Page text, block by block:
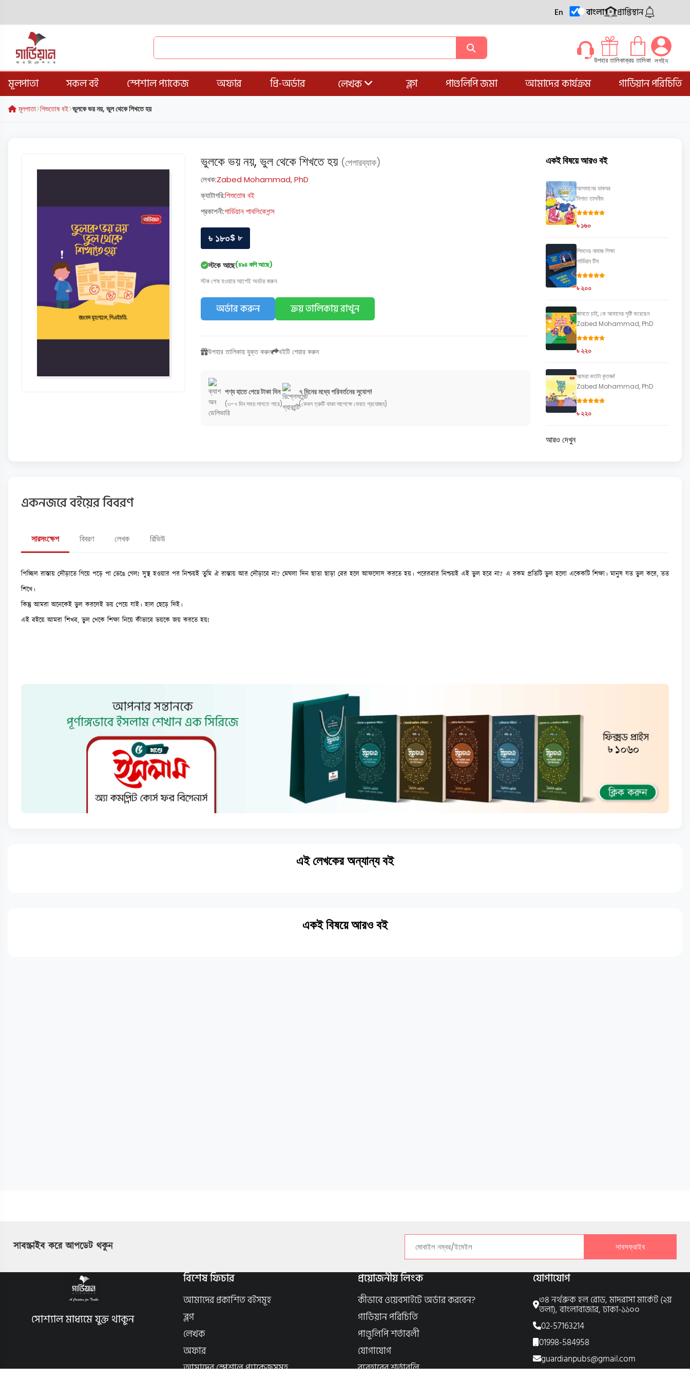
En বাংলা প্রাপ্তিস্থান
উপহার তালিকাক্রয় তালিকা লগইন
মূলপাতা সকল বই স্পেশাল প্যাকেজ অফার প্রি-অর্ডার লেখক ব্লগ পাণ্ডলিপি জমা আমাদের কার্যক্রম গার্ডিয়ান পরিচিতি
মূলপাতা শিশুতোষ বই ভুলকে ভয় নয়, ভুল থেকে শিখতে হয়
ভুলকে ভয় নয়, ভুল থেকে শিখতে হয় (পেপারব্যাক)
লেখক:Zabed Mohammad, PhD
ক্যাটাগরি:শিশুতোষ বই
প্রকাশনী:গার্ডিয়ান পাবলিকেশন্স
৳ ১৮০$ ৮
স্টকে আছে(৪৯৪ কপি আছে)
স্টক শেষ হওয়ার আগেই অর্ডার করুন
অর্ডার করুন ক্রয় তালিকায় রাখুন
উপহার তালিকায় যুক্ত করুন বইটি শেয়ার করুন
পণ্য হাতে পেয়ে টাকা দিন
(৩-৭ দিন সময় লাগতে পারে)
৭ দিনের মধ্যে পরিবর্তনের সুযোগ!
(কেবল ত্রুটি থাকা সাপেক্ষে ফেরত প্রযোজ্য)
একই বিষয়ে আরও বই
আসমানের ডাকঘর
নিশাত তাসনীম
৳ ১৬০
শিশুদের নামাজ শিক্ষা
গার্ডিয়ান টিম
৳ ২০০
জানতে চাই, কে আমাদের সৃষ্টি করেছেন
Zabed Mohammad, PhD
৳ ২২০
আমরা কতটা কৃতজ্ঞ!
Zabed Mohammad, PhD
৳ ২২০
আরও দেখুন
একনজরে বইয়ের বিবরণ
সারসংক্ষেপ বিবরণ লেখক রিভিউ
পিচ্ছিল রাস্তায় দৌড়াতে গিয়ে পড়ে পা ভেঙে গেল! সুস্থ হওয়ার পর নিশ্চয়ই তুমি ঐ রাস্তায় আর দৌড়াবে না? মেঘলা দিন ছাতা ছাড়া বের হলে আফসোস করতে হয়। পরেরবার নিশ্চয়ই এই ভুল হবে না? এ রকম প্রতিটি ভুল হলো একেকটি শিক্ষা। মানুষ যত ভুল করে, তত
শিখে।
কিন্তু আমরা অনেকেই ভুল করলেই ভয় পেয়ে যাই। হাল ছেড়ে দিই।
এই বইয়ে আমরা শিখব, ভুল থেকে শিক্ষা নিয়ে কীভাবে ভয়কে জয় করতে হয়!
এই লেখকের অন্যান্য বই
একই বিষয়ে আরও বই
সাবস্ক্রাইব করে আপডেট থকুন সাবসক্রাইব
সোশ্যাল মাধ্যমে যুক্ত থাকুন
বিশেষ ফিচার
আমাদের প্রকাশিত বইসমূহ
ব্লগ
লেখক
অফার
আমাদের স্পেশাল প্যাকেজসমূহ
প্রয়োজনীয় লিংক
কীভাবে ওয়েবসাইটে অর্ডার করবেন?
গার্ডিয়ান পরিচিতি
পাণ্ডুলিপি শর্তাবলী
যোগাযোগ
ব্যবহারের শর্তাবলি
যোগাযোগ
৩৪ নর্থব্রুক হল রোড, মাদরাসা মার্কেট (২য়
তলা), বাংলাবাজার, ঢাকা-১১০০
02-57163214
01998-584958
guardianpubs@gmail.com